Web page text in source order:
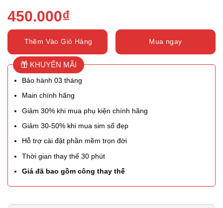
450.000₫
Thêm Vào Giỏ Hàng Mua ngay
KHUYẾN MÃI
Bảo hành 03 tháng
Main chính hãng
Giảm 30% khi mua phụ kiện chính hãng
Giảm 30-50% khi mua sim số đẹp
Hỗ trợ cài đặt phần mềm trọn đời
Thời gian thay thế 30 phút
Giá đã bao gồm công thay thế